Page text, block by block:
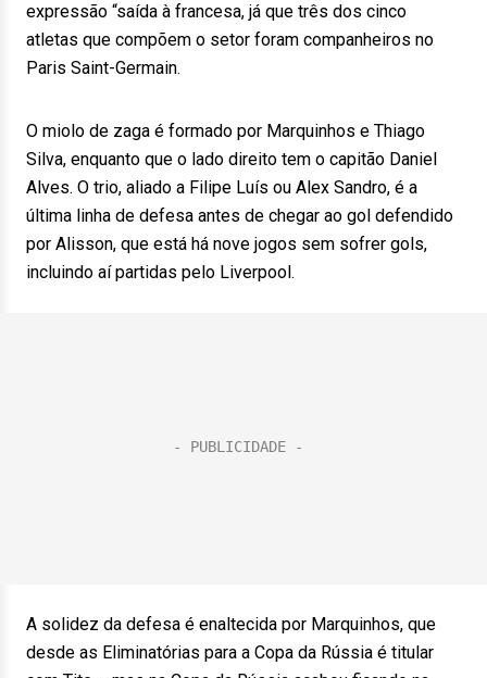
expressão “saída à francesa, já que três dos cinco
atletas que compõem o setor foram companheiros no
Paris Saint-Germain.
O miolo de zaga é formado por Marquinhos e Thiago
Silva, enquanto que o lado direito tem o capitão Daniel
Alves. O trio, aliado a Filipe Luís ou Alex Sandro, é a
última linha de defesa antes de chegar ao gol defendido
por Alisson, que está há nove jogos sem sofrer gols,
incluindo aí partidas pelo Liverpool.
A solidez da defesa é enaltecida por Marquinhos, que
desde as Eliminatórias para a Copa da Rússia é titular